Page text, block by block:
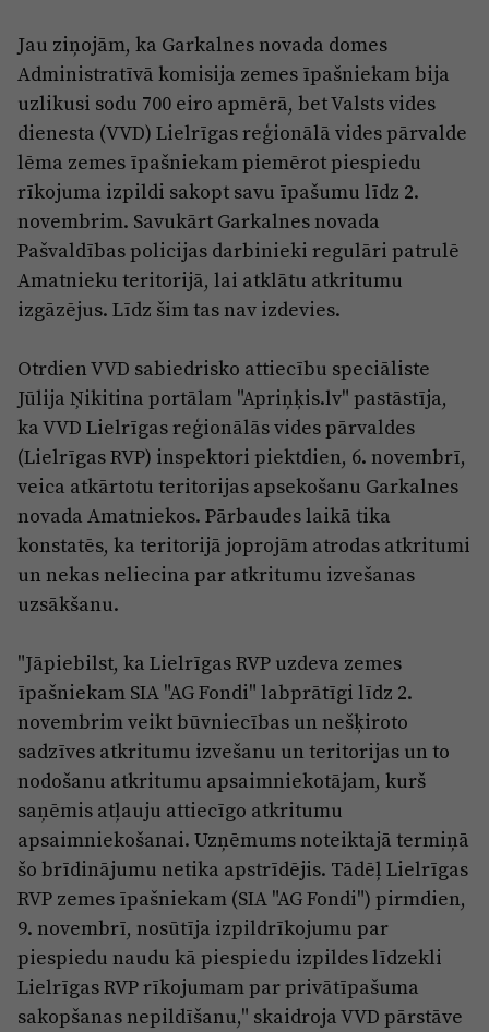
Ētikas kodekss
Lietošanas noteikumi
Pārredzamības paziņojumi
Sludinājumi
Jau ziņojām, ka Garkalnes novada domes
Administratīvā komisija zemes īpašniekam bija
uzlikusi sodu 700 eiro apmērā, bet Valsts vides
dienesta (VVD) Lielrīgas reģionālā vides pārvalde
lēma zemes īpašniekam piemērot piespiedu
rīkojuma izpildi sakopt savu īpašumu līdz 2.
novembrim. Savukārt Garkalnes novada
Pašvaldības policijas darbinieki regulāri patrulē
Amatnieku teritorijā, lai atklātu atkritumu
izgāzējus. Līdz šim tas nav izdevies.
Otrdien VVD sabiedrisko attiecību speciāliste
Jūlija Ņikitina portālam "Apriņķis.lv" pastāstīja,
ka VVD Lielrīgas reģionālās vides pārvaldes
(Lielrīgas RVP) inspektori piektdien, 6. novembrī,
veica atkārtotu teritorijas apsekošanu Garkalnes
novada Amatniekos. Pārbaudes laikā tika
konstatēs, ka teritorijā joprojām atrodas atkritumi
un nekas neliecina par atkritumu izvešanas
uzsākšanu.
"Jāpiebilst, ka Lielrīgas RVP uzdeva zemes
īpašniekam SIA "AG Fondi" labprātīgi līdz 2.
novembrim veikt būvniecības un nešķiroto
sadzīves atkritumu izvešanu un teritorijas un to
nodošanu atkritumu apsaimniekotājam, kurš
saņēmis atļauju attiecīgo atkritumu
apsaimniekošanai. Uzņēmums noteiktajā termiņā
šo brīdinājumu netika apstrīdējis. Tādēļ Lielrīgas
RVP zemes īpašniekam (SIA "AG Fondi") pirmdien,
9. novembrī, nosūtīja izpildrīkojumu par
piespiedu naudu kā piespiedu izpildes līdzekli
Lielrīgas RVP rīkojumam par privātīpašuma
sakopšanas nepildīšanu," skaidroja VVD pārstāve